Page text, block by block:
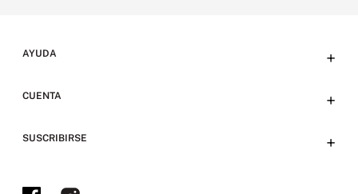
AYUDA +
Preguntas frecuentes
CUENTA +
SUSCRIBIRSE +